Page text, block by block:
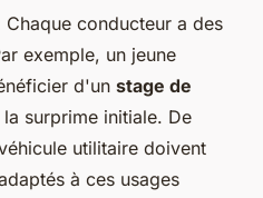
Chaque conducteur a des
exemple, un jeune
d'un stage de
surprime initiale. De
utilitaire doivent
à ces usages